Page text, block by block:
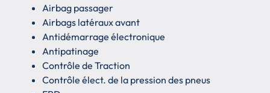
Airbag passager
Airbags latéraux avant
Antidémarrage électronique
Antipatinage
Contrôle de Traction
Contrôle élect. de la pression des pneus